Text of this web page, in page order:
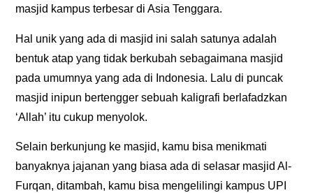
masjid kampus terbesar di Asia Tenggara.
Hal unik yang ada di masjid ini salah satunya adalah
bentuk atap yang tidak berkubah sebagaimana masjid
pada umumnya yang ada di Indonesia. Lalu di puncak
masjid inipun bertengger sebuah kaligrafi berlafadzkan
‘Allah’ itu cukup menyolok.
Selain berkunjung ke masjid, kamu bisa menikmati
banyaknya jajanan yang biasa ada di selasar masjid Al-
Furqan, ditambah, kamu bisa mengelilingi kampus UPI